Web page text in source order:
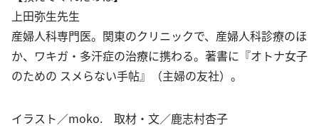
上田弥生先生
産婦人科専門医。関東のクリニックで、産婦人科診療のほ
か、ワキガ・多汗症の治療に携わる。著書に『オトナ女子
のための スメらない手帖』（主婦の友社）。
イラスト／moko. 取材・文／鹿志村杏子